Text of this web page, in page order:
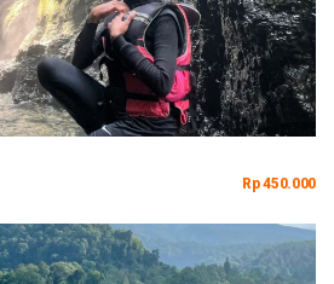
Rp 450.000